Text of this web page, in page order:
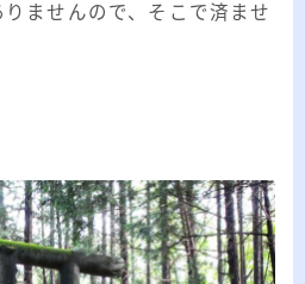
ませんので、そこで済ませ